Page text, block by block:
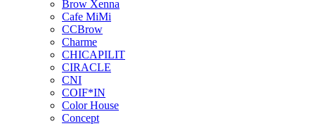
Brow Xenna
Cafe MiMi
CCBrow
Charme
CHICAPILIT
CIRACLE
CNI
COIF*IN
Color House
Concept